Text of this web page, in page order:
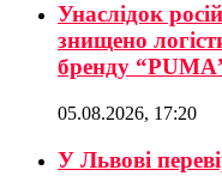
Унаслідок
знищено
бренду
05.08.2026, 17:20
У Львові